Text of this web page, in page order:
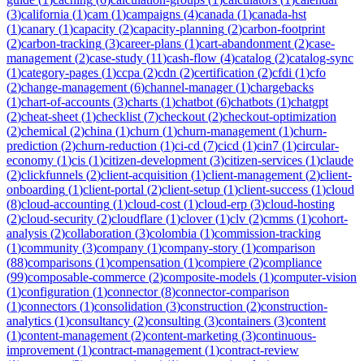
(3)california (1)cam (1)campaigns (4)canada (1)canada-hst
(1)canary (1)capacity (2)capacity-planning (2)carbon-footprint
(2)carbon-tracking (3)career-plans (1)cart-abandonment (2)case-
management (2)case-study (11)cash-flow (4)catalog (2)catalog-sync
(1)category-pages (1)ccpa (2)cdn (2)certification (2)cfdi (1)cfo
(2)change-management (6)channel-manager(1)chargebacks
(1)chart-of-accounts (3)charts (1)chatbot (6)chatbots (1)chatgpt
(2)cheat-sheet (1)checklist (7)checkout (2)checkout-optimization
(2)chemical (2)china (1)churn (1)churn-management (1)churn-
prediction (2)churn-reduction (1)ci-cd (7)cicd (1)cin7 (1)circular-
economy (1)cis (1)citizen-development (3)citizen-services (1)claude
(2)clickfunnels (2)client-acquisition (1)client-management (2)client-
onboarding (1)client-portal (2)client-setup (1)client-success (1)cloud
(8)cloud-accounting (1)cloud-cost (1)cloud-erp (3)cloud-hosting
(2)cloud-security (2)cloudflare (1)clover(1)clv (2)cmms (1)cohort-
analysis (2)collaboration (3)colombia (1)commission-tracking
(1)community (3)company (1)company-story (1)comparison
(88)comparisons (1)compensation (1)compiere (2)compliance
(99)composable-commerce (2)composite-models (1)computer-vision
(1)configuration (1)connector(8)connector-comparison
(1)connectors (1)consolidation (3)construction (2)construction-
analytics (1)consultancy (2)consulting (3)containers (3)content
(1)content-management (2)content-marketing (3)continuous-
improvement (1)contract-management (1)contract-review